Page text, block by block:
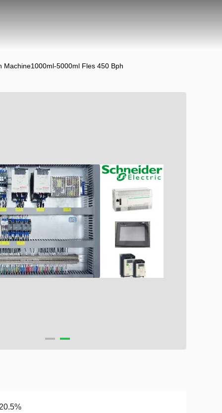
Machine1000ml-5000ml Fles 450 Bph